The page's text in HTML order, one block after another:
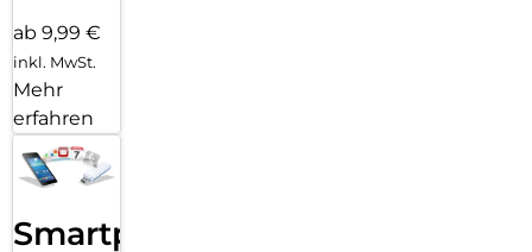
ab 9,99 €
inkl. MwSt.
Mehr
erfahren
Smartphone